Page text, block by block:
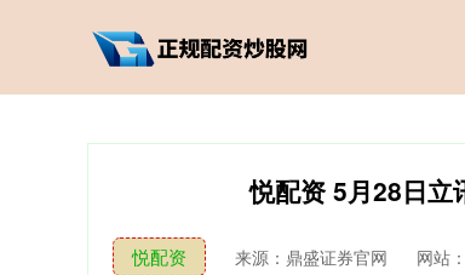
悦配资 5月28日立
悦配资 来源：鼎盛证券官网 网站